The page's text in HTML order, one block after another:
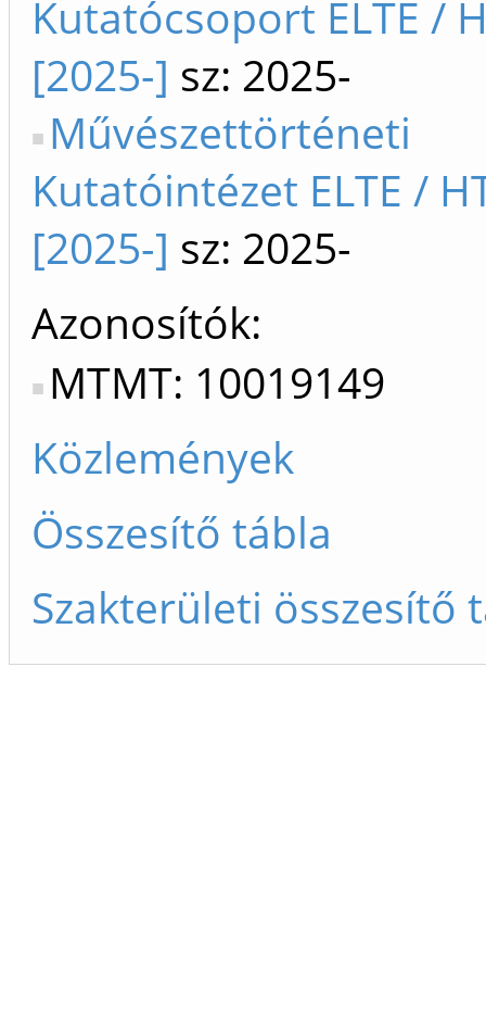
Kutatócsoport ELTE /
[2025-] sz: 2025-
Művészettörténeti
Kutatóintézet ELTE /
[2025-] sz: 2025-
Azonosítók
MTMT: 10019149
Közlemények
Összesítő tábla
Szakterületi összesítő